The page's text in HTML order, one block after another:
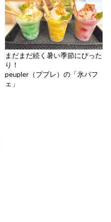
まだまだ続く暑い季節にぴった
り！
peupler（ププレ）の「氷パフ
ェ」